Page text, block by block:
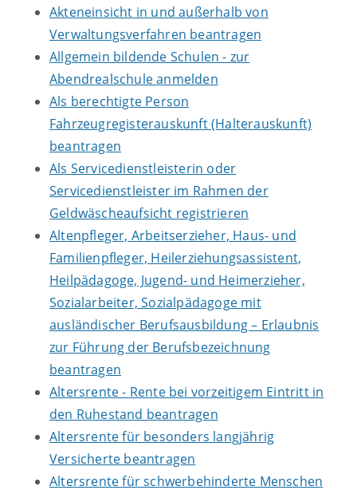
Akteneinsicht in und außerhalb von
Verwaltungsverfahren beantragen
Allgemein bildende Schulen - zur
Abendrealschule anmelden
Als berechtigte Person
Fahrzeugregisterauskunft (Halterauskunft)
beantragen
Als Servicedienstleisterin oder
Servicedienstleister im Rahmen der
Geldwäscheaufsicht registrieren
Altenpfleger, Arbeitserzieher, Haus- und
Familienpfleger, Heilerziehungsassistent,
Heilpädagoge, Jugend- und Heimerzieher,
Sozialarbeiter, Sozialpädagoge mit
ausländischer Berufsausbildung – Erlaubnis
zur Führung der Berufsbezeichnung
beantragen
Altersrente - Rente bei vorzeitigem Eintritt in
den Ruhestand beantragen
Altersrente für besonders langjährig
Versicherte beantragen
Altersrente für schwerbehinderte Menschen